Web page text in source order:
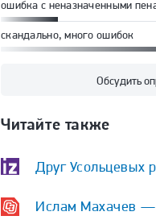
ошибка с неназначенными
скандально, много ошибок
Обсудить
Читайте также
Друг Усольцевых
Ислам Махачев —